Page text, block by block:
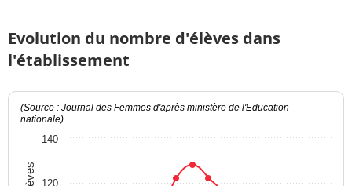
Evolution du nombre d'élèves dans
l'établissement
(Source : Journal des Femmes d'après ministère de l'Education
nationale)
120
140